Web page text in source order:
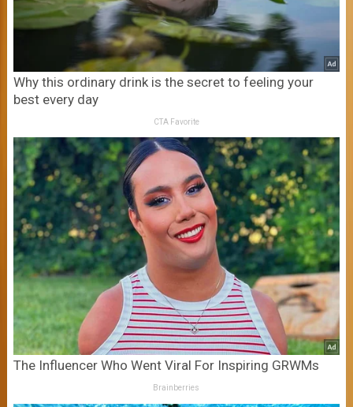
Why this ordinary drink is the secret to feeling your
best every day
CTA Favorite
The Influencer Who Went Viral For Inspiring GRWMs
Brainberries